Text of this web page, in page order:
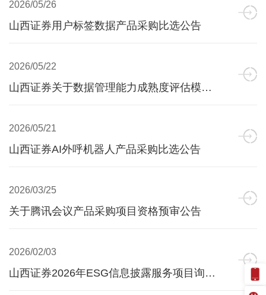
2026/05/26
山西证券用户标签数据产品采购比选公告
2026/05/22
山西证券关于数据管理能力成熟度评估模型（DCMM）三级认证项目询价采购的公告
2026/05/21
山西证券AI外呼机器人产品采购比选公告
2026/03/25
关于腾讯会议产品采购项目资格预审公告
2026/02/03
山西证券2026年ESG信息披露服务项目询价公告